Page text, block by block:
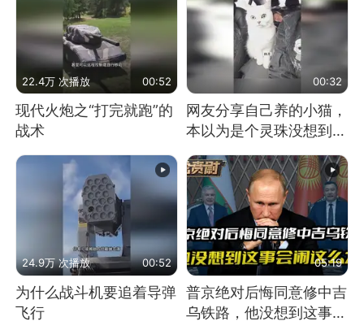
22.4万 次播放 00:52
现代火炮之“打完就跑”的
战术
00:32
网友分享自己养的小猫，
本以为是个灵珠没想到是
24.9万 次播放 00:52
为什么战斗机要追着导弹
飞行
05:19
普京绝对后悔同意修中吉
乌铁路，他没想到这事会